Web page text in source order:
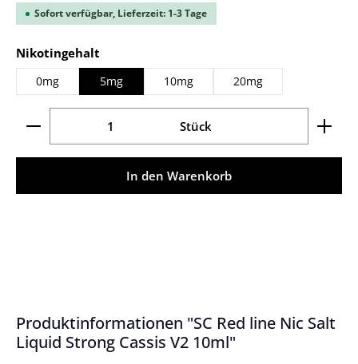
Sofort verfügbar, Lieferzeit: 1-3 Tage
Nikotingehalt
0mg 5mg 10mg 20mg
Produkt Anzahl: Gib den gewünschten Wert ein
Stück
In den Warenkorb
Produktinformationen "SC Red line Nic Salt
Liquid Strong Cassis V2 10ml"